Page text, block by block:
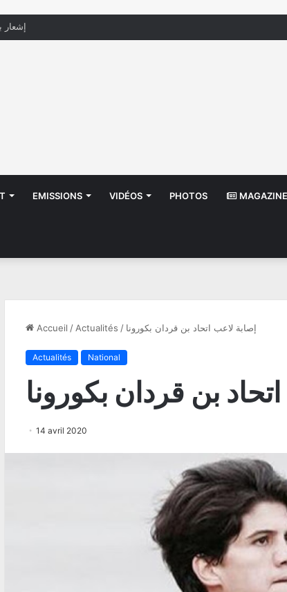
منظّمة تدعو السلطات إلى التدخل بعد تداول
EMISSIONS VIDÉOS PHOTOS MAGAZINE
Accueil / Actualités / إصابة لاعب اتحاد بن قردان بكورونا
Actualités National
بن قردان بكورونا
14 avril 2020